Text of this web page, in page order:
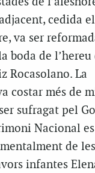
cedida
va ser
boda de
Rocasolano. La
costar més de
sufragat pel
Nacional
de
infantes